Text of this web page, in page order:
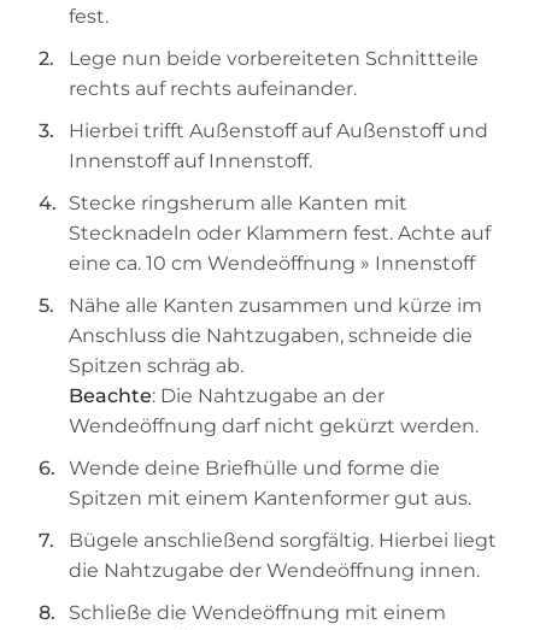
fest.
Lege nun beide vorbereiteten Schnittteile
rechts auf rechts aufeinander.
Hierbei trifft Außenstoff auf Außenstoff und
Innenstoff auf Innenstoff.
Stecke ringsherum alle Kanten mit
Stecknadeln oder Klammern fest. Achte auf
eine ca. 10 cm Wendeöffnung » Innenstoff
Nähe alle Kanten zusammen und kürze im
Anschluss die Nahtzugaben, schneide die
Spitzen schräg ab.
Beachte: Die Nahtzugabe an der
Wendeöffnung darf nicht gekürzt werden.
Wende deine Briefhülle und forme die
Spitzen mit einem Kantenformer gut aus.
Bügele anschließend sorgfältig. Hierbei liegt
die Nahtzugabe der Wendeöffnung innen.
Schließe die Wendeöffnung mit einem